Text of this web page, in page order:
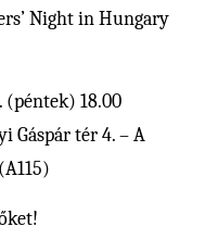
Night in Hungary
(péntek) 18.00
Gáspár tér 4. – A